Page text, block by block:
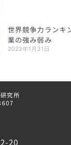
世界競争力ランキ
業の強み弱み
2023年1月31日
究所
20